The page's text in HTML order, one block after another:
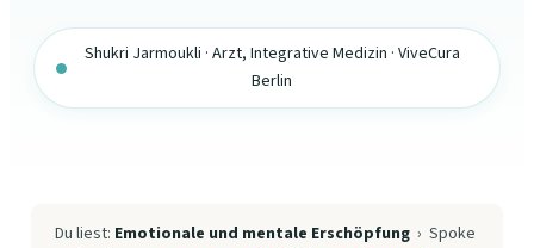
Shukri Jarmoukli · Arzt, Integrative Medizin · ViveCura
Berlin
Du liest: Emotionale und mentale Erschöpfung › Spoke